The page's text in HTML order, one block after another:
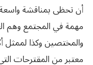
أن تحظى بمناقشة
مهمة في المجتمع وهم
والمختصين وكذا لممثل
معتبر من المقترحات